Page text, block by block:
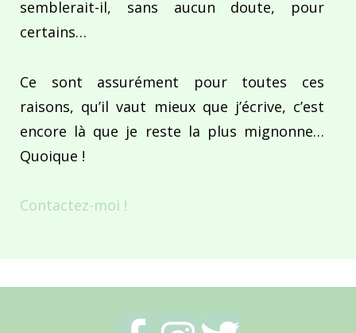
semblerait-il, sans aucun doute, pour
certains…
Ce sont assurément pour toutes ces
raisons, qu’il vaut mieux que j’écrive, c’est
encore là que je reste la plus mignonne…
Quoique !
Contactez-moi !